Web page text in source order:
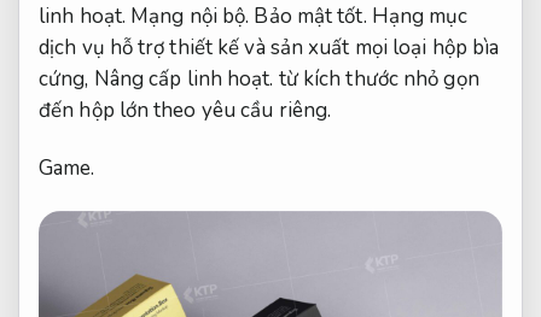
linh hoạt. Mạng nội bộ. Bảo mật tốt. Hạng mục
dịch vụ hỗ trợ thiết kế và sản xuất mọi loại hộp bìa
cứng, Nâng cấp linh hoạt. từ kích thước nhỏ gọn
đến hộp lớn theo yêu cầu riêng.
Game.